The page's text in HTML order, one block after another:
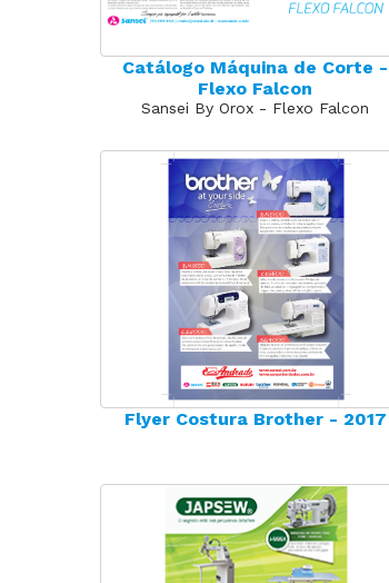
Catálogo Máquina de Corte -
Flexo Falcon
Sansei By Orox - Flexo Falcon
Flyer Costura Brother - 2017